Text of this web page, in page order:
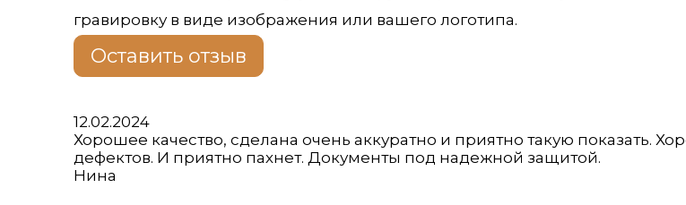
гравировку в виде изображения или вашего логотипа.
Оставить отзыв
Оценка
5
из
5
12.02.2024
Хорошее качество, сделана очень аккуратно и приятно такую показать.
дефектов. И приятно пахнет. Документы под надежной защитой.
Нина